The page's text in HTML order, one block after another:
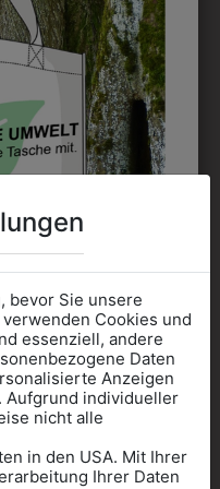
IHNEN
bevor Sie unsere
Cookies und
essenziell, andere
Daten
Anzeigen
Aufgrund individueller
nicht alle
in den USA. Mit Ihrer
Ihrer Daten
wenn Sie